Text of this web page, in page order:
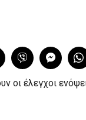
έλεγχοι